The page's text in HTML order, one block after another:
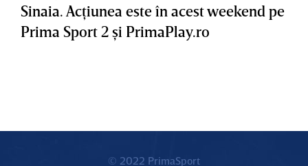
Sinaia. Acţiunea este în acest weekend pe
Prima Sport 2 şi PrimaPlay.ro
© 2022 PrimaSport